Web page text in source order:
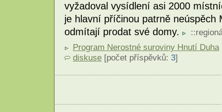
vyžadoval vysídlení asi 2000
je hlavní příčinou patrně
odmítají prodat své domy.
::
Program Nerostné suroviny Hnutí Duha
diskuse [počet příspěvků: 3]